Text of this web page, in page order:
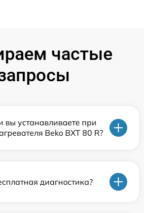
частые
вы устанавливаете при
Beko BXT 80 R?
диагностика?